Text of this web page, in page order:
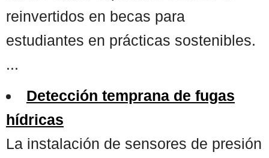
reinvertidos en becas para
estudiantes en prácticas sostenibles.
...
Detección temprana de fugas
hídricas
La instalación de sensores de presión